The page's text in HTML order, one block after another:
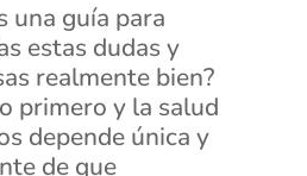
una guía para
estas dudas y
realmente bien?
primero y la salud
depende única y
de que